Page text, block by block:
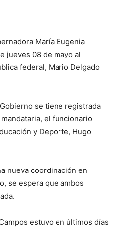
María Eugenia
jueves 08 de mayo al
federal, Mario Delgado
se tiene registrada
el funcionario
y Deporte, Hugo
nueva coordinación en
se espera que ambos
estuvo en últimos días